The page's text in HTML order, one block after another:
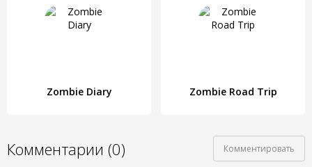
Zombie Diary Zombie Road Trip
Комментарии (0) Комментировать